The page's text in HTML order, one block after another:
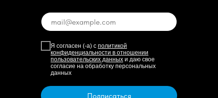
Я согласен (-а) с политикой
конфиденциальности в отношении
пользовательских данных и даю свое
согласие на обработку персональных
данных
Подписаться